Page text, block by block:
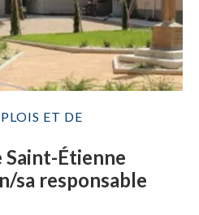
ET DE
Saint-Étienne
sa responsable